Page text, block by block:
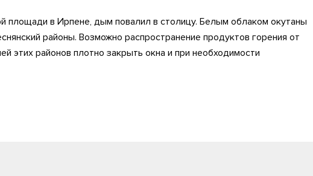
площади в Ирпене, дым повалил в столицу. Белым облаком окутаны
районы. Возможно распространение продуктов горения от
этих районов плотно закрыть окна и при необходимости